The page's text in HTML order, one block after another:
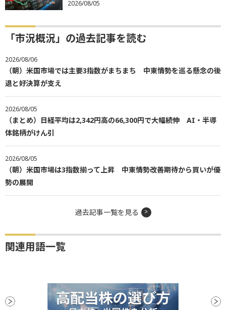
2026/08/05
「市況概況」の過去記事を読む
2026/08/06
（朝）米国市場では主要3指数がまちまち 中東情勢を巡る懸念の後
退と好決算が支え
2026/08/05
（まとめ）日経平均は2,342円高の66,300円で大幅続伸 AI・半導
体銘柄がけん引
2026/08/05
（朝）米国市場は3指数揃って上昇 中東情勢改善期待から買いが優
勢の展開
過去記事一覧を見る
関連用語一覧